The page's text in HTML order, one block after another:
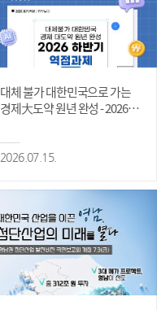
대체 불가 대한민국으로 가는
경제大도약 원년 완성 - 2026 하
2026.07.15.